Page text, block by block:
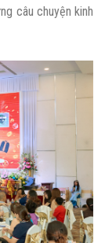
câu chuyện kinh